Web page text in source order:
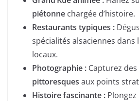
piétonne chargée d’histoire.
Restaurants typiques :
spécialités alsaciennes dans
locaux.
Photographie : Capturez des
pittoresques aux points
Histoire fascinante :